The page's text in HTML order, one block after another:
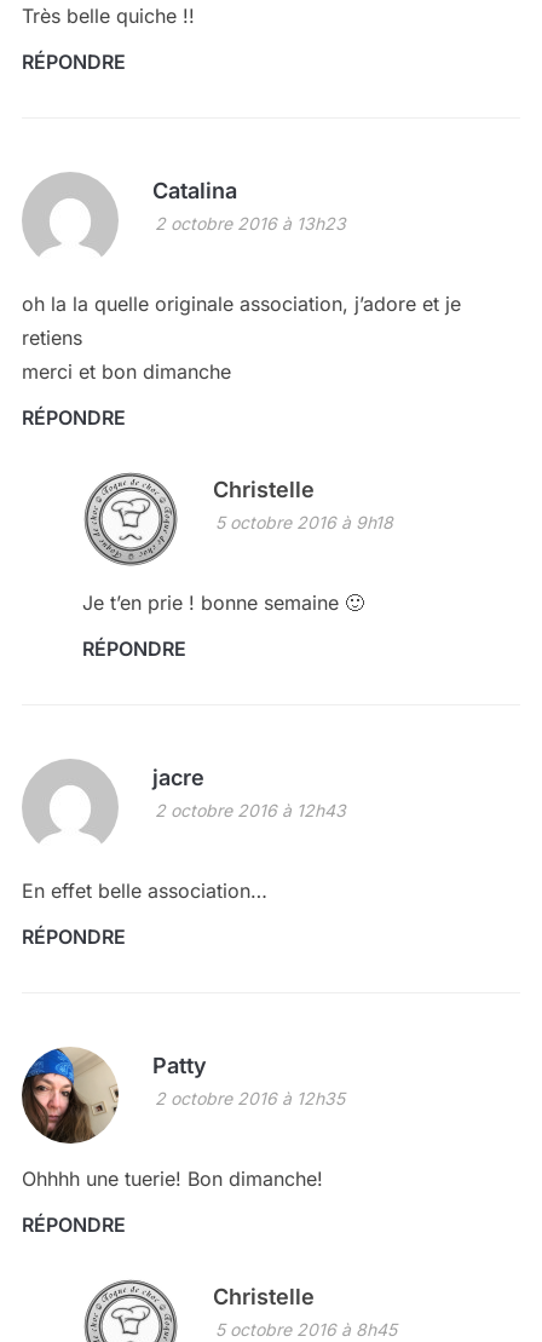
Très belle quiche !!
RÉPONDRE
Catalina
2 octobre 2016 à 13h23
oh la la quelle originale association, j’adore et je
retiens
merci et bon dimanche
RÉPONDRE
Christelle
5 octobre 2016 à 9h18
Je t’en prie ! bonne semaine 🙂
RÉPONDRE
jacre
2 octobre 2016 à 12h43
En effet belle association…
RÉPONDRE
Patty
2 octobre 2016 à 12h35
Ohhhh une tuerie! Bon dimanche!
RÉPONDRE
Christelle
5 octobre 2016 à 8h45